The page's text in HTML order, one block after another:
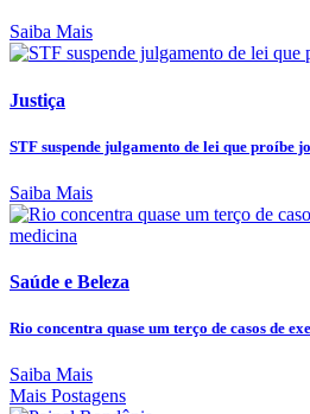
Saiba Mais
Justiça
STF suspende julgamento de lei que proíbe
Saiba Mais
Saúde e Beleza
Rio concentra quase um terço de casos de
Saiba Mais
Mais Postagens